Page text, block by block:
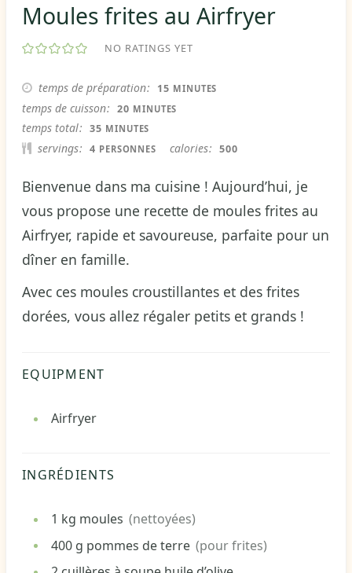
Moules frites au Airfryer
NO RATINGS YET
temps de préparation 15 MINUTES
MINUTES
temps de cuisson 20 MINUTES
MINUTES
temps total 35 MINUTES
MINUTES
servings 4 PERSONNES calories 500
Bienvenue dans ma cuisine ! Aujourd’hui, je
vous propose une recette de moules frites au
Airfryer, rapide et savoureuse, parfaite pour un
dîner en famille.
Avec ces moules croustillantes et des frites
dorées, vous allez régaler petits et grands !
EQUIPMENT
Airfryer
INGRÉDIENTS
1 kg moules (nettoyées)
400 g pommes de terre (pour frites)